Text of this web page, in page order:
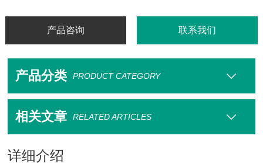
产品咨询 联系我们
产品分类 PRODUCT CATEGORY
相关文章 RELATED ARTICLES
详细介绍